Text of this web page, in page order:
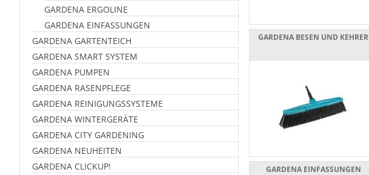
GARDENA ERGOLINE
GARDENA EINFASSUNGEN
GARDENA GARTENTEICH
GARDENA SMART SYSTEM
GARDENA PUMPEN
GARDENA RASENPFLEGE
GARDENA REINIGUNGSSYSTEME
GARDENA WINTERGERÄTE
GARDENA CITY GARDENING
GARDENA NEUHEITEN
GARDENA CLICKUP!
GARDENA BESEN UND KEHRER
GARDENA EINFASSUNGEN